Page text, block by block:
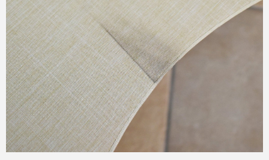
折り畳み日傘
長傘
遮光帽子
アームカバー/手袋